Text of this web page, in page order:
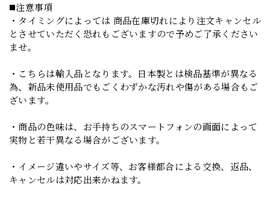
◼️注意事項
・タイミングによっては 商品在庫切れにより注文キャンセル
とさせていただく恐れもございますので予めご了承ください
ませ。
・こちらは輸入品となります。日本製とは検品基準が異なる
為、新品未使用品でもごくわずかな汚れや傷がある場合もご
ざいます。
・商品の色味は、お手持ちのスマートフォンの画面によって
実物と若干異なる場合がございます。
・イメージ違いやサイズ等、お客様都合による交換、返品、
キャンセルは対応出来かねます。